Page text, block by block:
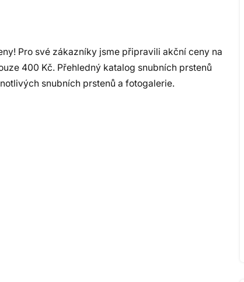
Pro své zákazníky jsme připravili akční ceny na
400 Kč. Přehledný katalog snubních prstenů
snubních prstenů a fotogalerie.